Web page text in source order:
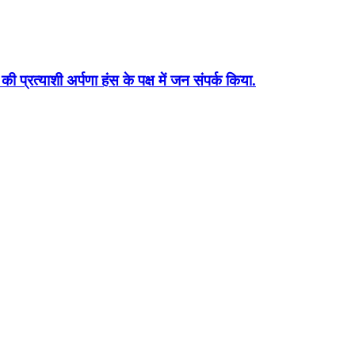
प्रत्याशी अर्पणा हंस के पक्ष में जन संपर्क किया.